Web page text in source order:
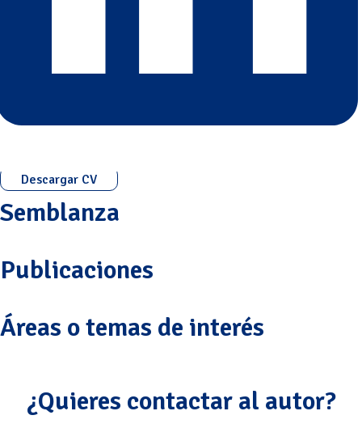
Descargar CV
Semblanza
Publicaciones
Áreas o temas de interés
¿Quieres contactar al autor?